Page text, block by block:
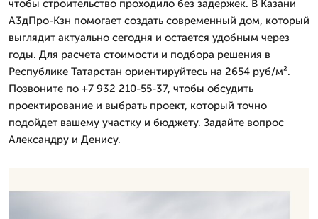
чтобы строительство проходило без задержек. В Казани
А3дПро-Кзн помогает создать современный дом, который
выглядит актуально сегодня и остается удобным через
годы. Для расчета стоимости и подбора решения в
Республике Татарстан ориентируйтесь на 2654 руб/м².
Позвоните по +7 932 210-55-37, чтобы обсудить
проектирование и выбрать проект, который точно
подойдет вашему участку и бюджету. Задайте вопрос
Александру и Денису.